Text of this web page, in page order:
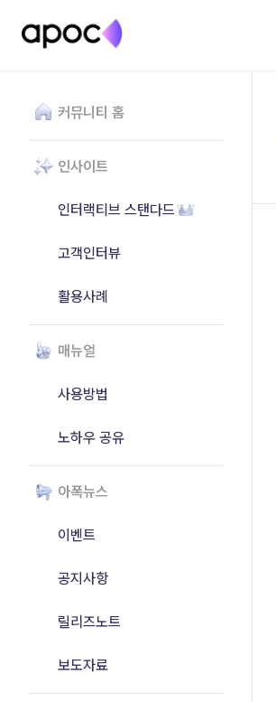
커뮤니티 홈
인사이트
인터랙티브 스탠다드
고객인터뷰
활용사례
매뉴얼
사용방법
노하우 공유
아폭뉴스
이벤트
공지사항
릴리즈노트
보도자료